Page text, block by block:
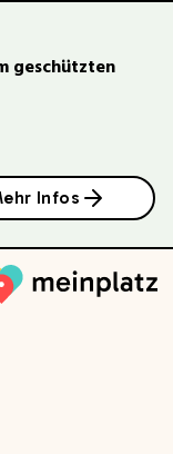
geschützten
Infos